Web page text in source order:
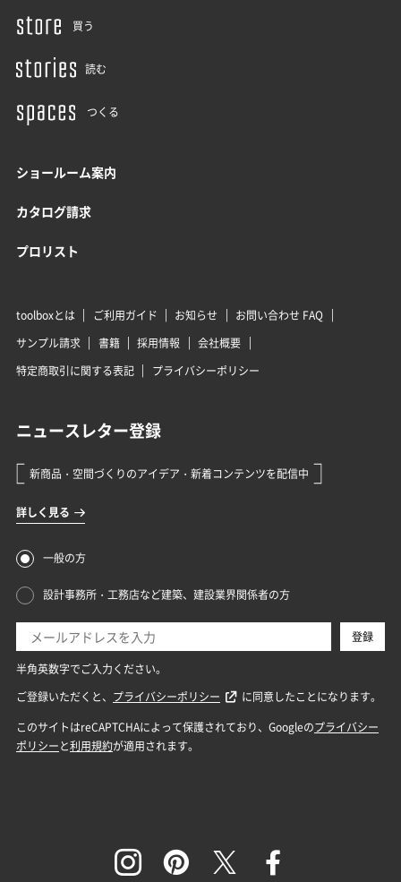
買う
読む
つくる
ショールーム案内
カタログ請求
プロリスト
toolboxとは ご利用ガイド お知らせ
お問い合わせ FAQ
サンプル請求
書籍 採用情報
会社概要
特定商取引に関する表記
プライバシーポリシー